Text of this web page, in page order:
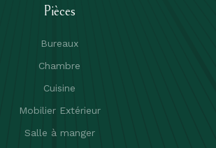
Pièces
Bureaux
Chambre
Cuisine
Mobilier Extérieur
Salle à manger